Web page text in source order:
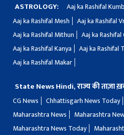
ASTROLOGY: Aaj ka Rashifal
Aaj ka Rashifal Mesh
Aaj ka Rashifal
Aaj ka Rashifal Mithun
Aaj ka Rashifal
Aaj ka Rashifal Kanya
Aaj ka Rashifal
Aaj ka Rashifal Makar
State News Hindi, राज्य की ताज़ा
CG News
Chhattisgarh News Today
Maharashtra News
Maharashtra
Maharashtra News Today